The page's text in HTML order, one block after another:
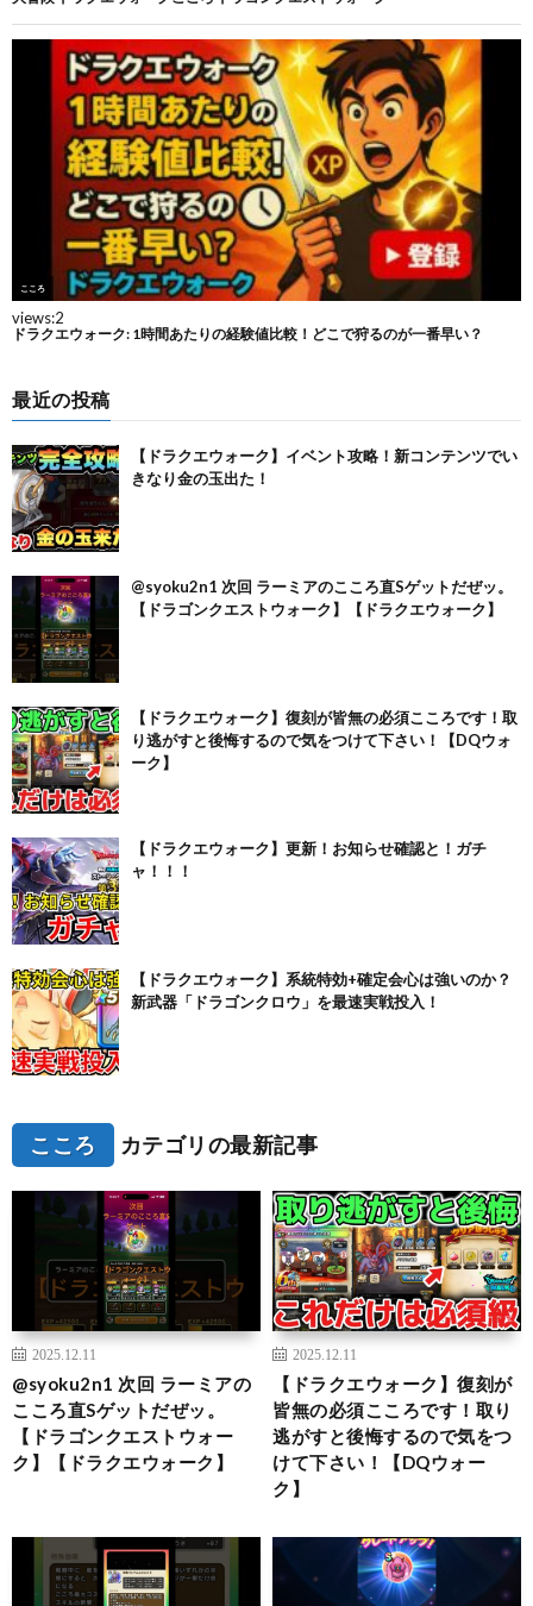
最近の投稿
【ドラクエウォーク】イベント攻略！新コンテンツでい
きなり金の玉出た！
@syoku2n1 次回 ラーミアのこころ直Sゲットだぜッ。
【ドラゴンクエストウォーク】【ドラクエウォーク】
【ドラクエウォーク】復刻が皆無の必須こころです！取
り逃がすと後悔するので気をつけて下さい！【DQウォ
ーク】
【ドラクエウォーク】更新！お知らせ確認と！ガチ
ャ！！！
【ドラクエウォーク】系統特効+確定会心は強いのか？
新武器「ドラゴンクロウ」を最速実戦投入！
こころ カテゴリの最新記事
2025.12.11
@syoku2n1 次回 ラーミアの
こころ直Sゲットだぜッ。
【ドラゴンクエストウォー
ク】【ドラクエウォーク】
2025.12.11
【ドラクエウォーク】復刻が
皆無の必須こころです！取り
逃がすと後悔するので気をつ
けて下さい！【DQウォー
ク】